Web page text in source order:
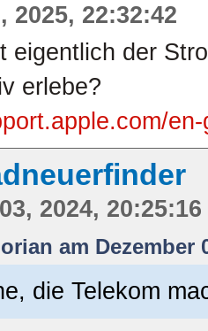
2025, 22:32:42
eigentlich der
erlebe?
2024, 20:25:16
am Dezember
die Telekom